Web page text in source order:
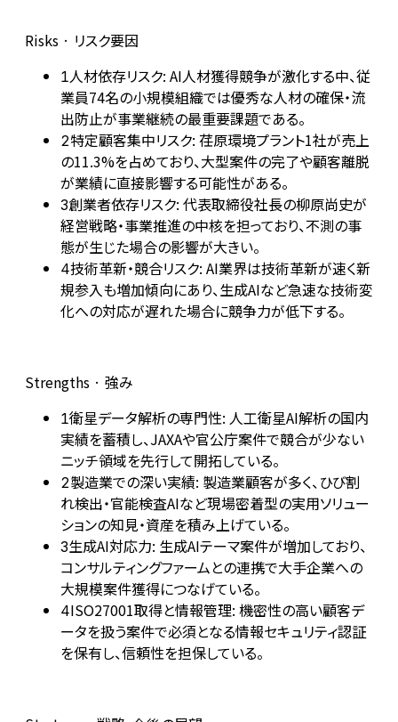
Risks · リスク要因
1人材依存リスク: AI人材獲得競争が激化する中、従
業員74名の小規模組織では優秀な人材の確保・流
出防止が事業継続の最重要課題である。
2特定顧客集中リスク: 荏原環境プラント1社が売上
の11.3%を占めており、大型案件の完了や顧客離脱
が業績に直接影響する可能性がある。
3創業者依存リスク: 代表取締役社長の柳原尚史が
経営戦略・事業推進の中核を担っており、不測の事
態が生じた場合の影響が大きい。
4技術革新・競合リスク: AI業界は技術革新が速く新
規参入も増加傾向にあり、生成AIなど急速な技術変
化への対応が遅れた場合に競争力が低下する。
Strengths · 強み
1衛星データ解析の専門性: 人工衛星AI解析の国内
実績を蓄積し、JAXAや官公庁案件で競合が少ない
ニッチ領域を先行して開拓している。
2製造業での深い実績: 製造業顧客が多く、ひび割
れ検出・官能検査AIなど現場密着型の実用ソリュー
ションの知見・資産を積み上げている。
3生成AI対応力: 生成AIテーマ案件が増加しており、
コンサルティングファームとの連携で大手企業への
大規模案件獲得につなげている。
4ISO27001取得と情報管理: 機密性の高い顧客デ
ータを扱う案件で必須となる情報セキュリティ認証
を保有し、信頼性を担保している。